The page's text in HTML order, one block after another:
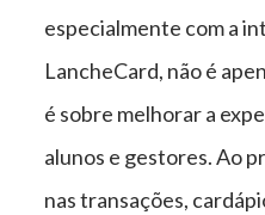
especialmente com a
LancheCard, não é
é sobre melhorar a
alunos e gestores. Ao
nas transações,